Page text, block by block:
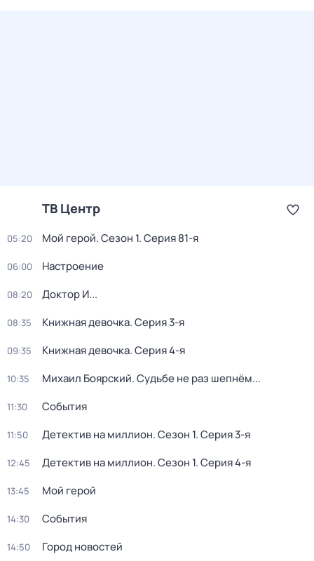
ТВ Центр
05:20 Мой герой. Сезон 1. Серия 81-я
06:00 Настроение
08:20 Доктор И...
08:35 Книжная девочка. Серия 3-я
09:35 Книжная девочка. Серия 4-я
10:35 Михаил Боярский. Судьбе не раз шепнём...
11:30 События
11:50 Детектив на миллион. Сезон 1. Серия 3-я
12:45 Детектив на миллион. Сезон 1. Серия 4-я
13:45 Мой герой
14:30 События
14:50 Город новостей